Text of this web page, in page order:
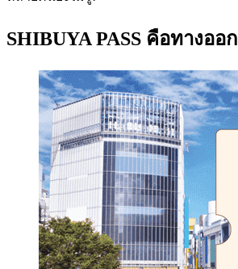
SHIBUYA PASS คือทางออก